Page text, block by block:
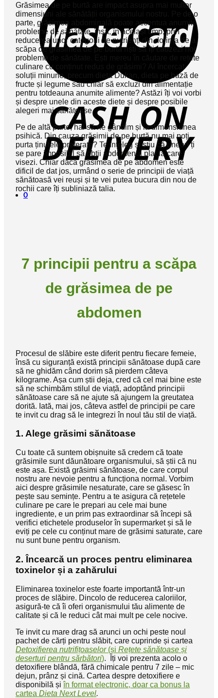
0
Grăsimea de pe burtă are impact asupra mai multor
dimensiuni ale sănătății organismului nostru. Pe de o
parte, grăsimea abdominală poate accentua anumite
probleme de sănătate, însă, în același timp, prin
reducerea unor categorii de nutrienți din dorința de a
scăpa de grăsimea de pe burtă riști să îți cauzezi noi
probleme de sănătate. Ești mereu în căutare de rețete
culinare cu conținut redus de grăsimi? Ai încercat
soluții minune, precum dieta Dukan, dieta pe bază de
fructe și legume sau chiar să excluzi din alimentație
pentru totdeauna anumite alimente? Astăzi îți voi vorbi
și despre unele din aceste diete și despre posibile
alegeri mai sănătoase.
Pe de altă parte, hai să ne gândim și la dimensiunea
psihică. Din cauza grăsimii de pe burtă nu mai poți
purta ținutele preferate? Te înțeleg și știu că uneori ți
se pare imposibil să obții abdomenul plat la care
visezi. Chiar dacă grăsimea de pe abdomen este
dificil de dat jos, urmând o serie de principii de viață
sănătoasă vei reuși și te vei putea bucura din nou de
rochii care îți subliniază talia.
7 principii pentru a scăpa
de grăsimea de pe
abdomen
Procesul de slăbire este diferit pentru fiecare femeie,
însă cu siguranță există principii sănătoase după care
să ne ghidăm când dorim să pierdem câteva
kilograme. Așa cum știi deja, cred că cel mai bine este
să ne schimbăm stilul de viață, adoptând principii
sănătoase care să ne ajute să ajungem la greutatea
dorită. Iată, mai jos, câteva astfel de principii pe care
te invit cu drag să le integrezi în noul tău stil de viață.
1. Alege grăsimi sănătoase
Cu toate că suntem obișnuite să credem că toate
grăsimile sunt dăunătoare organismului, să știi că nu
este așa. Există grăsimi sănătoase, de care corpul
nostru are nevoie pentru a funcționa normal. Vorbim
aici despre grăsimile nesaturate, care se găsesc în
pește sau semințe. Pentru a te asigura că rețetele
culinare pe care le prepari au cele mai bune
ingrediente, e un prim pas extraordinar să începi să
verifici etichetele produselor în supermarket și să le
eviți pe cele cu conținut mare de grăsimi saturate, care
nu sunt bune pentru organism.
2. Încearcă un proces pentru eliminarea
toxinelor și a zahărului
Eliminarea toxinelor este foarte importantă într-un
proces de slăbire. Dincolo de reducerea caloriilor,
asigură-te că îi oferi organismului tău alimente de
calitate și că le reduci cât mai mult pe cele nocive.
Te invit cu mare drag să arunci un ochi peste noul
pachet de cărți pentru slăbit, care cuprinde și cartea
Detoxifierea nutrifițoaselor (și Rețete sănătoase și
deserturi pentru sărbători). Îți voi prezenta acolo o
detoxifiere blândă, fără chimicale pentru 7 zile – mic
dejun, prânz și cină. Cartea despre detoxifiere e
disponibilă șiîn format electronic, doar ca bonus la
cartea Dieta Next Level.